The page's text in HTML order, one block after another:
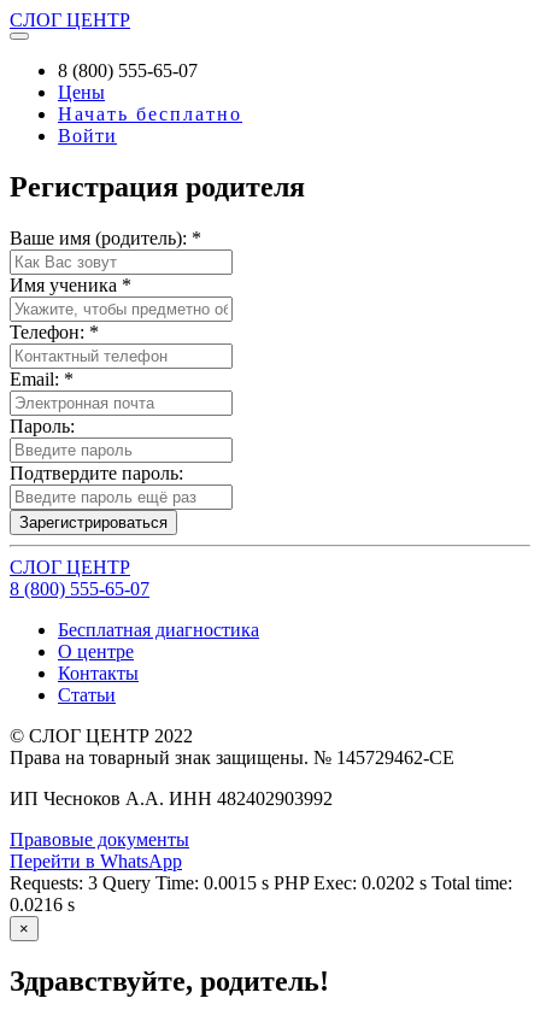
СЛОГ ЦЕНТР
8 (800) 555-65-07
Цены
Начать бесплатно
Войти
Регистрация родителя
Ваше имя (родитель): *
Имя ученика *
Телефон: *
Email: *
Пароль:
Подтвердите пароль:
СЛОГ ЦЕНТР
8 (800) 555-65-07
Бесплатная диагностика
О центре
Контакты
Статьи
© СЛОГ ЦЕНТР 2022
Права на товарный знак защищены. № 145729462-СЕ
ИП Чесноков А.А. ИНН 482402903992
Правовые документы
Перейти в WhatsApp
Requests: 3 Query Time: 0.0015 s PHP Exec: 0.0202 s Total time:
0.0216 s
×
Здравствуйте, родитель!